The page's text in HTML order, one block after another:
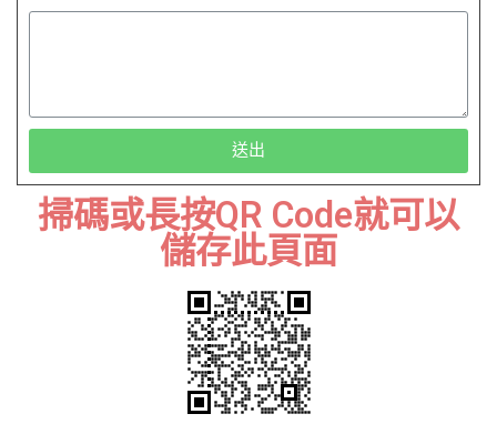
送出
掃碼或長按QR Code就可以
儲存此頁面